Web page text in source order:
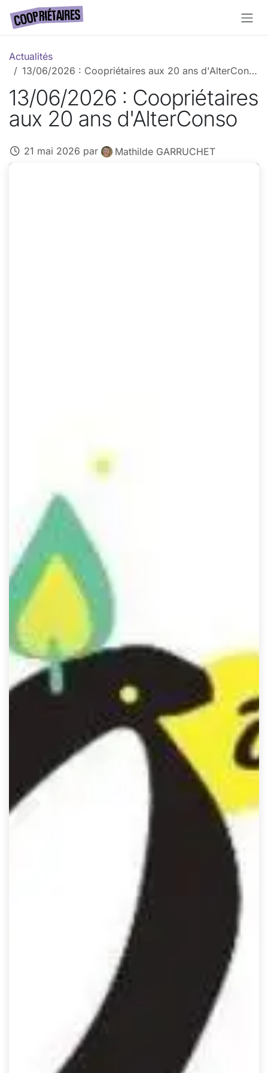
Se rendre au contenu
Actualités
13/06/2026 : Coopriétaires aux 20 ans d'AlterConso
13/06/2026 : Coopriétaires
aux 20 ans d'AlterConso
21 mai 2026 par Mathilde GARRUCHET